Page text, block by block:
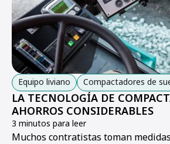
Equipo liviano Compactadores de
LA TECNOLOGÍA DE
AHORROS CONSIDERABLES
3 minutos para leer
Muchos contratistas toman